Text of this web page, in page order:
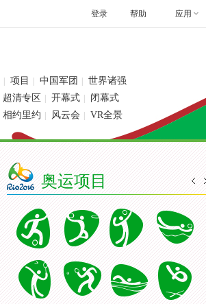
帮助 应用
登录
项目 中国军团 世界诸强
超清专区 开幕式 闭幕式
相约里约 风云会 VR全景
奥运项目